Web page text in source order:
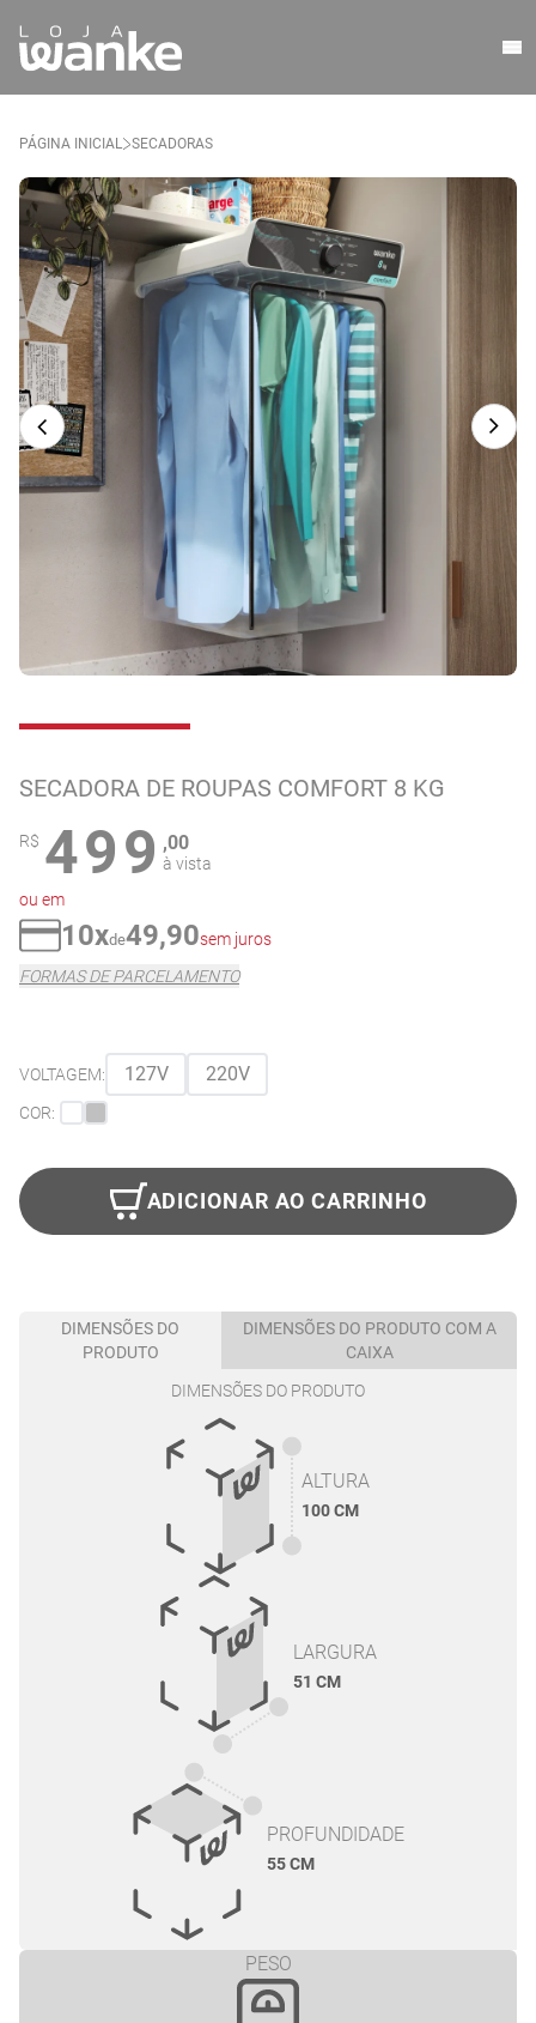
PÁGINA INICIAL SECADORAS
SECADORA DE ROUPAS COMFORT 8 KG
R$ 499 ,00
à vista
ou em
10xde49,90sem juros
FORMAS DE PARCELAMENTO
COR:
VOLTAGEM: 127V 220V
ADICIONAR AO CARRINHO
DIMENSÕES DO
PRODUTO
DIMENSÕES DO PRODUTO COM A
CAIXA
DIMENSÕES DO PRODUTO
ALTURA
100 CM
LARGURA
51 CM
PROFUNDIDADE
55 CM
PESO